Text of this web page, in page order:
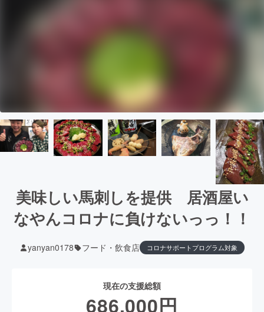
美味しい馬刺しを提供 居酒屋い
なやんコロナに負けないっっ！！
yanyan0178 フード・飲食店 コロナサポートプログラム対象
現在の支援総額
686,000円